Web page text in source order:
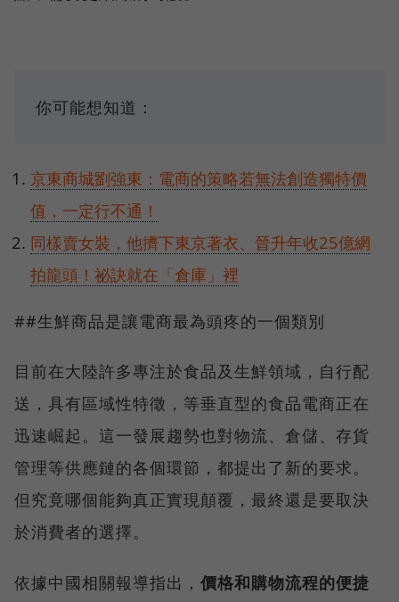
你可能想知道：
京東商城劉強東：電商的策略若無法創造獨特價
值，一定行不通！
同樣賣女裝，他擠下東京著衣、晉升年收25億網
拍龍頭！祕訣就在「倉庫」裡
##生鮮商品是讓電商最為頭疼的一個類別
目前在大陸許多專注於食品及生鮮領域，自行配
送，具有區域性特徵，等垂直型的食品電商正在
迅速崛起。這一發展趨勢也對物流、倉儲、存貨
管理等供應鏈的各個環節，都提出了新的要求。
但究竟哪個能夠真正實現顛覆，最終還是要取決
於消費者的選擇。
依據中國相關報導指出， 價格和購物流程的便捷